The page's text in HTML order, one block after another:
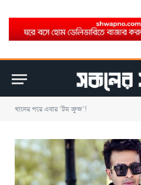
খানের পরে এবার ‘টম ক্রুজ’!